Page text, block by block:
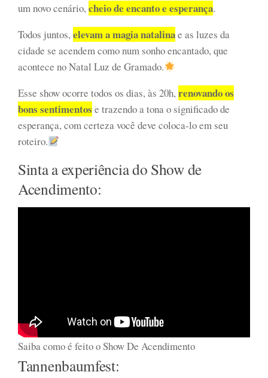
um novo cenário,cheio de encanto e esperança.
Todos juntos,elevam a magia natalinae as luzes da
cidade se acendem como num sonho encantado, que
acontece no Natal Luz de Gramado.
Esse show ocorre todos os dias, às 20h,renovando os
bons sentimentos e trazendo a tona o significado de
esperança, com certeza você deve coloca-lo em seu
roteiro.
Sinta a experiência do Show de
Acendimento:
Saiba como é feito o Show De Acendimento
Tannenbaumfest: